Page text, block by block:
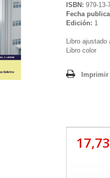
ISBN: 979-13-
Fecha
Edición: 1
Libro ajustado
Libro color
Imprimir